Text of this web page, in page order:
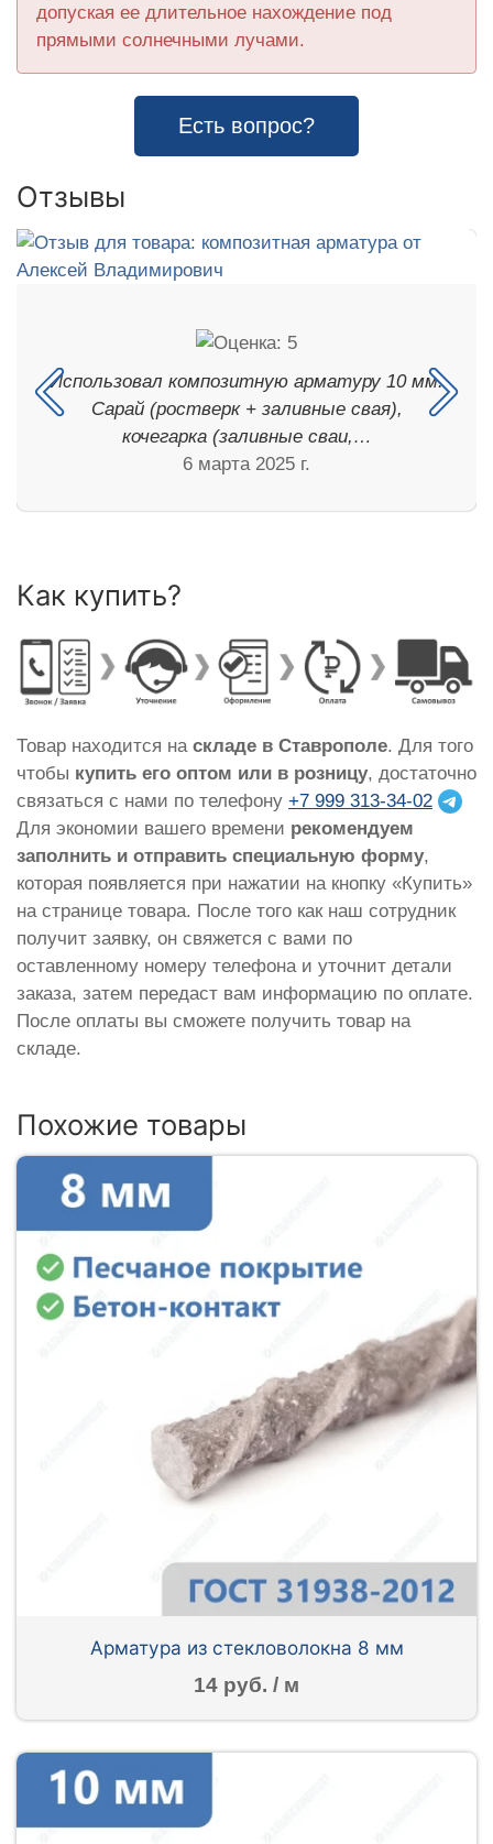
допуская ее длительное нахождение под
прямыми солнечными лучами.
Есть вопрос?
Отзывы
Использовал композитную арматуру 10 мм.
Сарай (ростверк + заливные свая),
кочегарка (заливные сваи,…
6 марта 2025 г.
Как купить?
Товар находится на складе в Ставрополе. Для того
чтобы купить его оптом или в розницу, достаточно
связаться с нами по телефону +7 999 313-34-02
Для экономии вашего времени рекомендуем
заполнить и отправить специальную форму,
которая появляется при нажатии на кнопку «Купить»
на странице товара. После того как наш сотрудник
получит заявку, он свяжется с вами по
оставленному номеру телефона и уточнит детали
заказа, затем передаст вам информацию по оплате.
После оплаты вы сможете получить товар на
складе.
Похожие товары
Арматура из стекловолокна 8 мм
14 руб. / м